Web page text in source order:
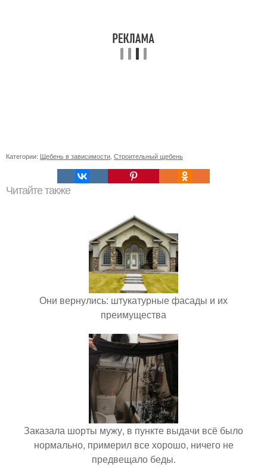
Категории: Щебень в зависимости Строительный щебень
Читайте также
Они вернулись: штукатурные фасады и их
преимущества
Заказала шорты мужу, в пункте выдачи всё было
нормально, примерил все хорошо, ничего не
предвещало беды.